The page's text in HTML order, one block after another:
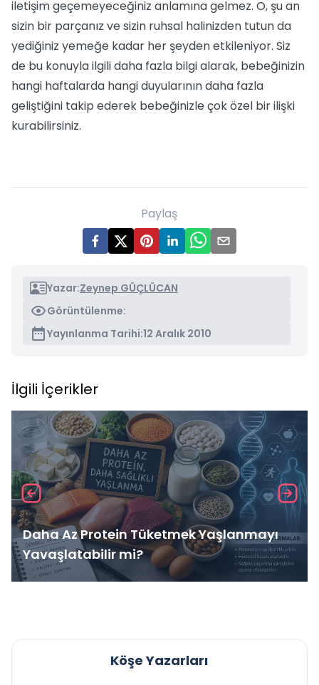
iletişim geçemeyeceğiniz anlamına gelmez. O, şu an
sizin bir parçanız ve sizin ruhsal halinizden tutun da
yediğiniz yemeğe kadar her şeyden etkileniyor. Siz
de bu konuyla ilgili daha fazla bilgi alarak, bebeğinizin
hangi haftalarda hangi duyularının daha fazla
geliştiğini takip ederek bebeğinizle çok özel bir ilişki
kurabilirsiniz.
Paylaş
Yazar:Zeynep GÜÇLÜCAN
Görüntülenme:
Yayınlanma Tarihi:12 Aralık 2010
İlgili İçerikler
Daha Az Protein Tüketmek Yaşlanmayı
Yavaşlatabilir mi?
Köşe Yazarları